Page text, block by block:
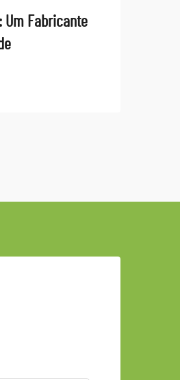
Um Fabricante